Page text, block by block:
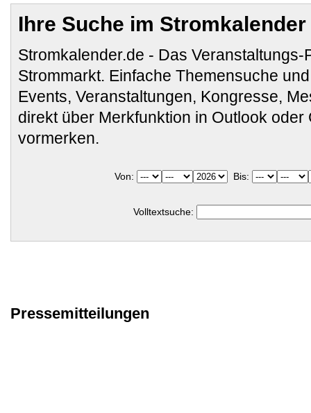
Ihre Suche im Stromkalender
Stromkalender.de - Das Veranstaltungs-
Strommarkt. Einfache Themensuche
Events, Veranstaltungen, Kongresse,
direkt über Merkfunktion in Outlook oder
vormerken.
Von: Bis:
Volltextsuche:
Pressemitteilungen